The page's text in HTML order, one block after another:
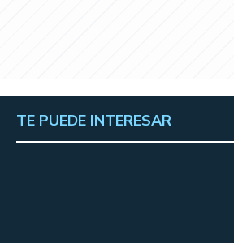
TE PUEDE INTERESAR